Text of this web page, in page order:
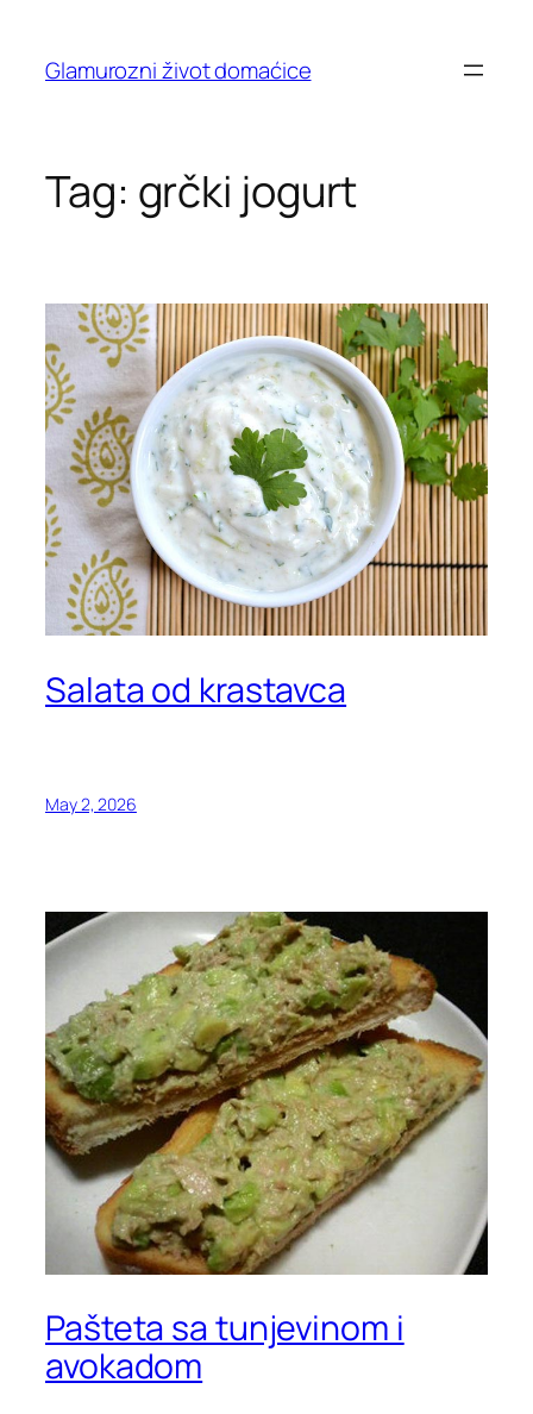
content
Glamurozni život domaćice
Tag: grčki jogurt
Salata od krastavca
May 2, 2026
Pašteta sa tunjevinom i
avokadom